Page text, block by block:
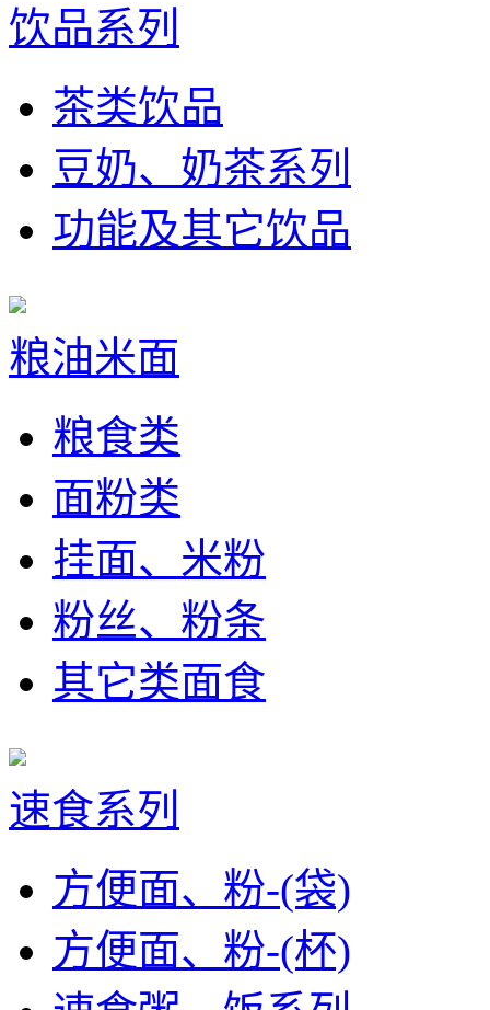
饮品系列
茶类饮品
豆奶、奶茶系列
功能及其它饮品
粮油米面
粮食类
面粉类
挂面、米粉
粉丝、粉条
其它类面食
速食系列
方便面、粉-(袋)
方便面、粉-(杯)